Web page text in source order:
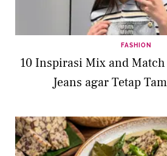
FASHION
10 Inspirasi Mix and
Jeans agar Tetap